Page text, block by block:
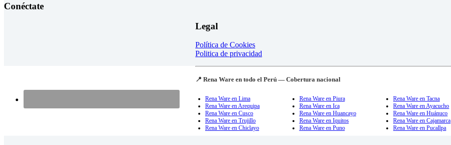
Conéctate
Legal
Política de Cookies
Politica de privacidad
📍 Rena Ware en todo el Perú — Cobertura nacional
Rena Ware en Lima
Rena Ware en Arequipa
Rena Ware en Cusco
Rena Ware en Trujillo
Rena Ware en Chiclayo
Rena Ware en Piura
Rena Ware en Ica
Rena Ware en Huancayo
Rena Ware en Iquitos
Rena Ware en Puno
Rena Ware en Tacna
Rena Ware en Ayacucho
Rena Ware en Huánuco
Rena Ware en Cajamarca
Rena Ware en Pucallpa